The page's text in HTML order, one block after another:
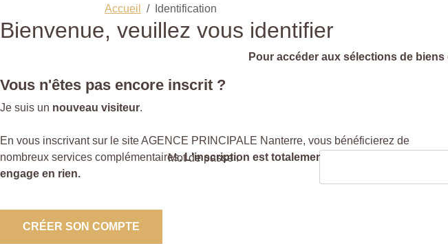
Accueil Identification
Bienvenue, veuillez vous identifier
Pour accéder aux sélections de
Vous n'êtes pas encore inscrit ?
Je suis un nouveau visiteur.
En vous inscrivant sur le site AGENCE PRINCIPALE Nanterre, vous bénéficierez de
nombreux services complémentaires.L'inscription est totalement gratuite et ne vous
engage en rien.
CRÉER SON COMPTE
Mot de passe :